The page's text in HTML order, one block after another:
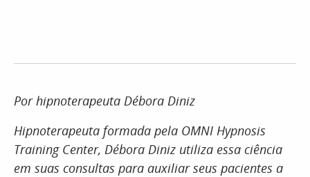
Por hipnoterapeuta Débora Diniz
Hipnoterapeuta formada pela OMNI Hypnosis
Training Center, Débora Diniz utiliza essa ciência
em suas consultas para auxiliar seus pacientes a